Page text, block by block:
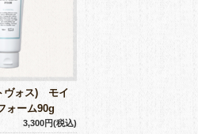
ヴォス) モイ
ォーム90g
3,300円(税込)